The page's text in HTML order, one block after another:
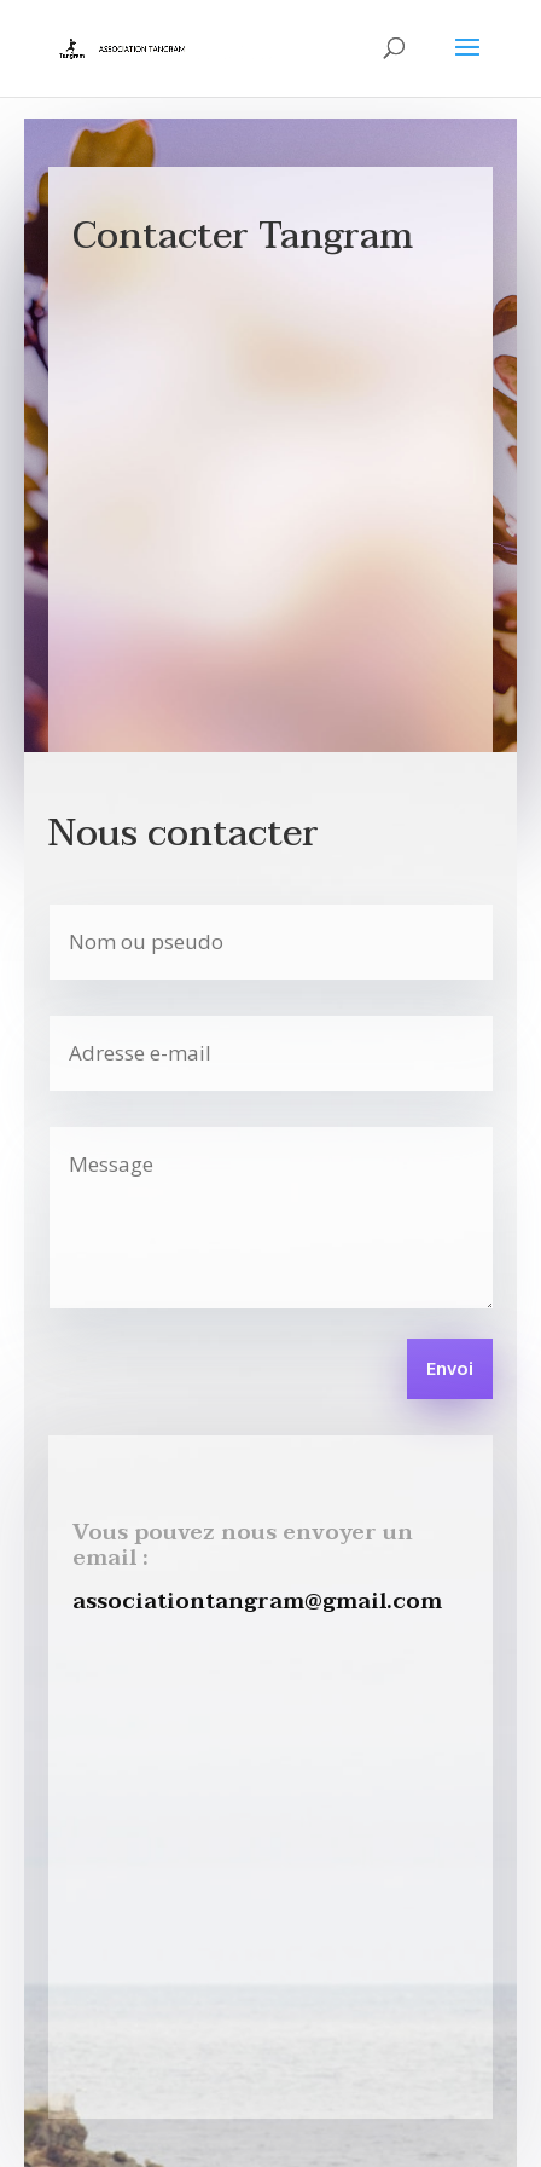
Contacter Tangram
Nous contacter
Envoi
Vous pouvez nous envoyer un
email :
associationtangram@gmail.com